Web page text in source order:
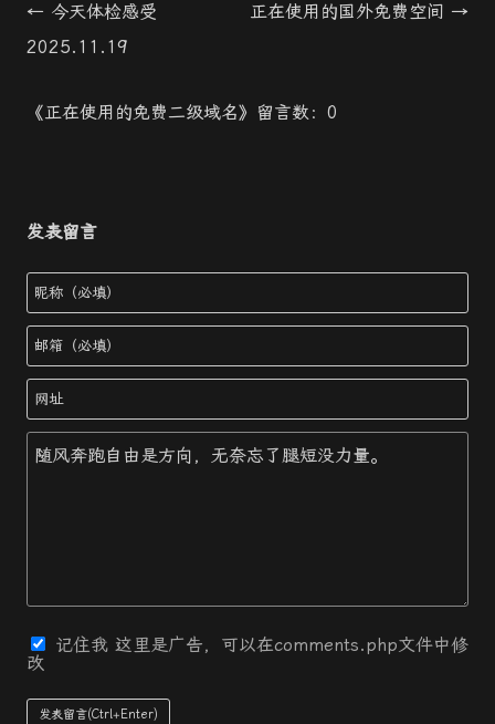
文
章
航
← 今天体检感受
2025.11.19
正在使用的国外免费空间 →
《正在使用的免费二级域名》留言数：0
发表留言
记住我 这里是广告，可以在comments.php文件中修
改